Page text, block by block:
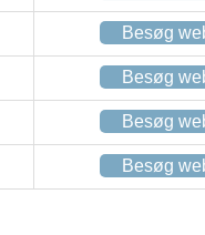
Besøg
Besøg
Besøg
Besøg